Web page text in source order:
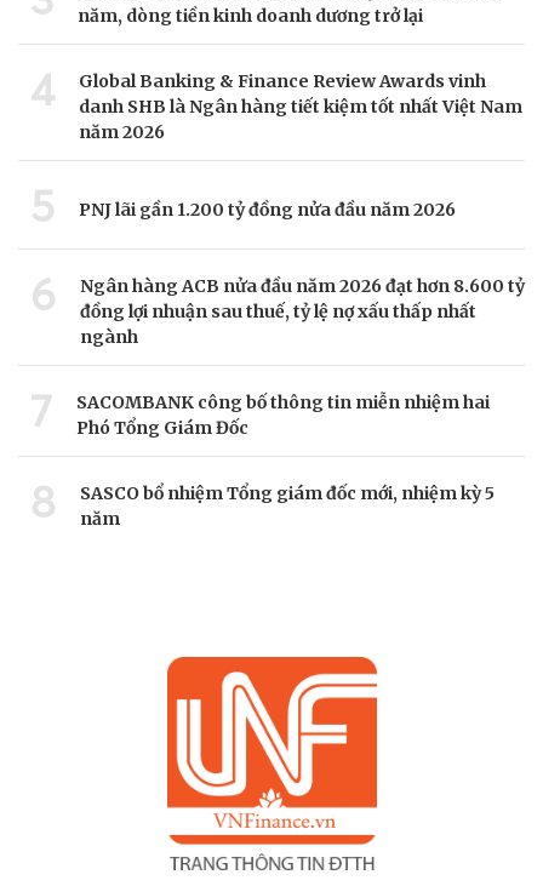
năm, dòng tiền kinh doanh dương trở lại
4
Global Banking & Finance Review Awards vinh
danh SHB là Ngân hàng tiết kiệm tốt nhất Việt Nam
năm 2026
5 PNJ lãi gần 1.200 tỷ đồng nửa đầu năm 2026
6
Ngân hàng ACB nửa đầu năm 2026 đạt hơn 8.600 tỷ
đồng lợi nhuận sau thuế, tỷ lệ nợ xấu thấp nhất
ngành
7
SACOMBANK công bố thông tin miễn nhiệm hai
Phó Tổng Giám Đốc
8
SASCO bổ nhiệm Tổng giám đốc mới, nhiệm kỳ 5
năm